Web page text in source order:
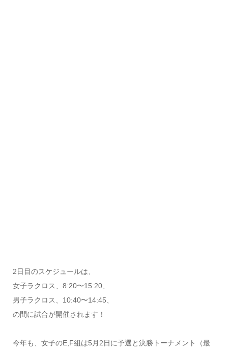
2日目のスケジュールは、
女子ラクロス、8:20〜15:20、
男子ラクロス、10:40〜14:45、
の間に試合が開催されます！
今年も、女子のE,F組は5月2日に予選と決勝トーナメント（最